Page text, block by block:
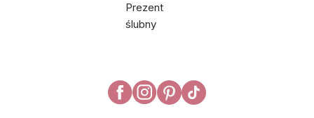
Prezent
ślubny